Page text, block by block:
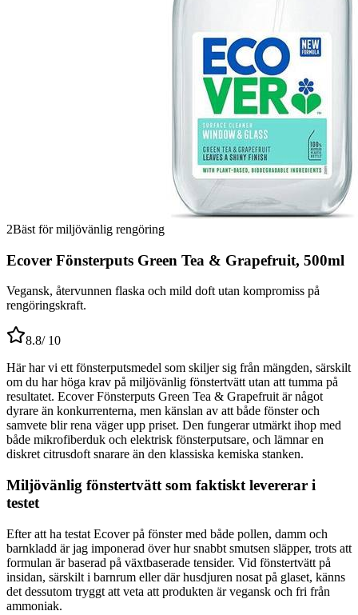
2Bäst för miljövänlig rengöring
Ecover Fönsterputs Green Tea & Grapefruit, 500ml
Vegansk, återvunnen flaska och mild doft utan kompromiss på
rengöringskraft.
8.8/ 10
Här har vi ett fönsterputsmedel som skiljer sig från mängden, särskilt
om du har höga krav på miljövänlig fönstertvätt utan att tumma på
resultatet. Ecover Fönsterputs Green Tea & Grapefruit är något
dyrare än konkurrenterna, men känslan av att både fönster och
samvete blir rena väger upp priset. Den fungerar utmärkt ihop med
både mikrofiberduk och elektrisk fönsterputsare, och lämnar en
diskret citrusdoft snarare än den klassiska kemiska stanken.
Miljövänlig fönstertvätt som faktiskt levererar i
testet
Efter att ha testat Ecover på fönster med både pollen, damm och
barnkladd är jag imponerad över hur snabbt smutsen släpper, trots att
formulan är baserad på växtbaserade tensider. Vid fönstertvätt på
insidan, särskilt i barnrum eller där husdjuren nosat på glaset, känns
det dessutom tryggt att veta att produkten är vegansk och fri från
ammoniak.